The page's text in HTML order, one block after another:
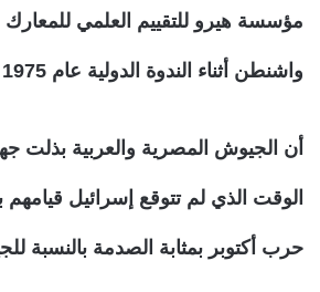
مؤسسة هيرو للتقييم العلمي للمعارك
واشنطن أثناء الندوة الدولية عام 1975 عن حرب أكتوبر.
أن الجيوش المصرية والعربية بذلت
الوقت الذي لم تتوقع إسرائيل
حرب أكتوبر بمثابة الصدمة بالنسبة